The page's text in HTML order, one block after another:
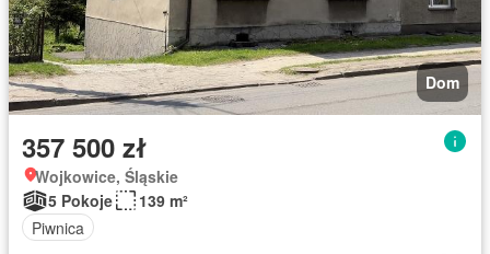
Dom
357 500 zł
Wojkowice, Śląskie
5 Pokoje
139 m²
Piwnica